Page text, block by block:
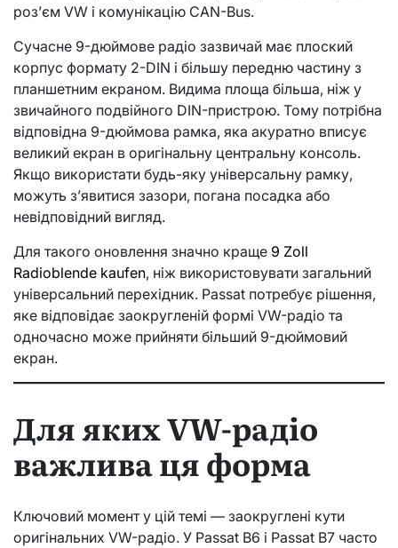
роз’єм VW і комунікацію CAN-Bus.
Сучасне 9-дюймове радіо зазвичай має плоский
корпус формату 2-DIN і більшу передню частину з
планшетним екраном. Видима площа більша, ніж у
звичайного подвійного DIN-пристрою. Тому потрібна
відповідна 9-дюймова рамка, яка акуратно вписує
великий екран в оригінальну центральну консоль.
Якщо використати будь-яку універсальну рамку,
можуть з’явитися зазори, погана посадка або
невідповідний вигляд.
Для такого оновлення значно краще 9 Zoll
Radioblende kaufen, ніж використовувати загальний
універсальний перехідник. Passat потребує рішення,
яке відповідає заокругленій формі VW-радіо та
одночасно може прийняти більший 9-дюймовий
екран.
Для яких VW-радіо
важлива ця форма
Ключовий момент у цій темі — заокруглені кути
оригінальних VW-радіо. У Passat B6 і Passat B7 часто